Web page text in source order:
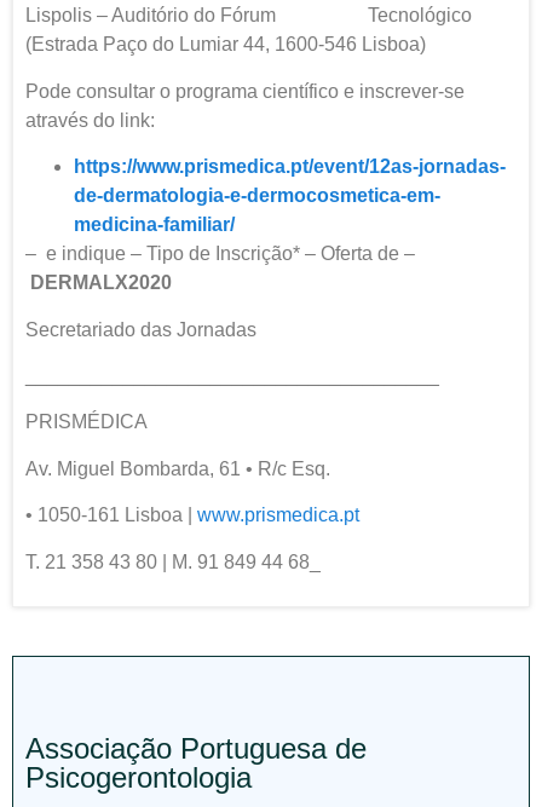
Lispolis – Auditório do Fórum Tecnológico
(Estrada Paço do Lumiar 44, 1600-546 Lisboa)
Pode consultar o programa científico e inscrever-se
através do link:
https://www.prismedica.pt/event/12as-jornadas-
de-dermatologia-e-dermocosmetica-em-
medicina-familiar/
– e indique – Tipo de Inscrição* – Oferta de –
DERMALX2020
Secretariado das Jornadas
PRISMÉDICA
Av. Miguel Bombarda, 61 • R/c Esq.
• 1050-161 Lisboa | www.prismedica.pt
T. 21 358 43 80 | M. 91 849 44 68_
Associação Portuguesa de
Psicogerontologia